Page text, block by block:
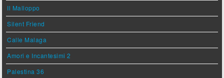
Il Malloppo
Silent Friend
Calle Malaga
Amori e Incantesimi 2
Palestina 36